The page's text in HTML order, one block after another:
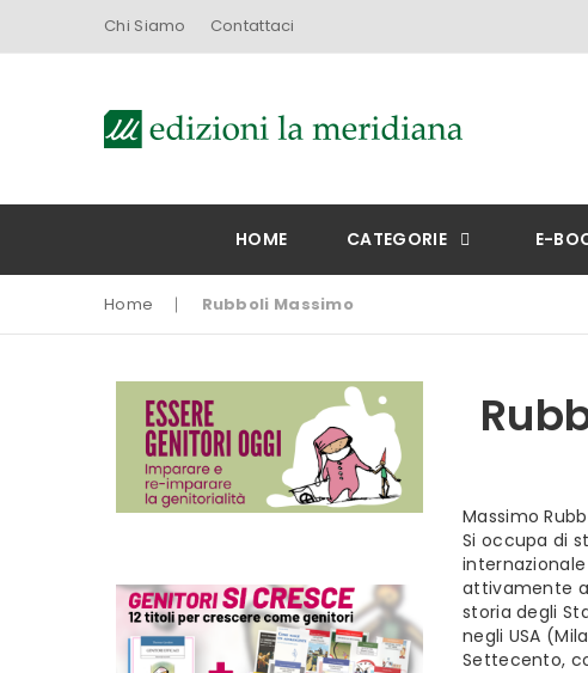
Chi Siamo Contattaci
HOME CATEGORIE E-
Home Rubboli Massimo
Massimo
Si occupa di
attivamente
storia degli
negli USA
Settecento,